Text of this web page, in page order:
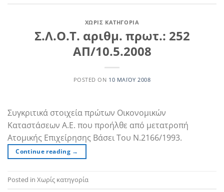
ΧΩΡΊΣ ΚΑΤΗΓΟΡΊΑ
Σ.Λ.Ο.Τ. αριθμ. πρωτ.: 252
ΑΠ/10.5.2008
POSTED ON 10 ΜΑΪ́ΟΥ 2008
Συγκριτικά στοιχεία πρώτων Οικονομικών
Καταστάσεων Α.Ε. που προήλθε από μετατροπή
Ατομικής Επιχείρησης Βάσει Του Ν.2166/1993.
Continue reading →
Posted in Χωρίς κατηγορία